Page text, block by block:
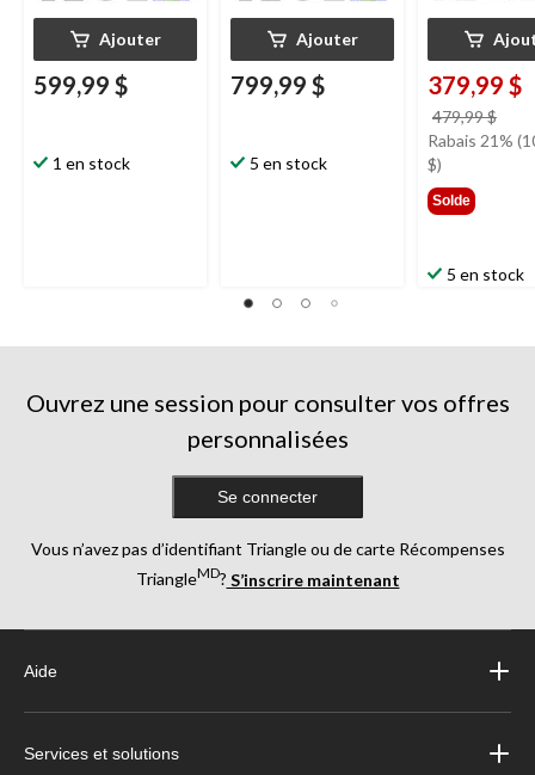
Ajouter
599,99 $
1 en stock
Ajouter
799,99 $
5 en stock
379,99 $
479,99 $
était
Rabais 21%
$)
Solde
5 en stock
Ouvrez une session pour consulter vos offres
personnalisées
Se connecter
Vous n’avez pas d’identifiant Triangle ou de carte Récompenses
TriangleMD? S’inscrire maintenant
Aide
Services et solutions